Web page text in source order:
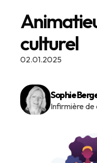
culturel
02.01.2025
Sophie
Infirmière